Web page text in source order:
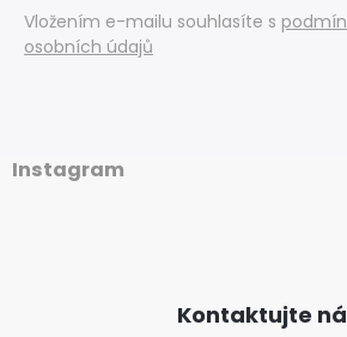
Vložením e-mailu souhlasíte s
osobních údajů
Instagram
Kontaktujte